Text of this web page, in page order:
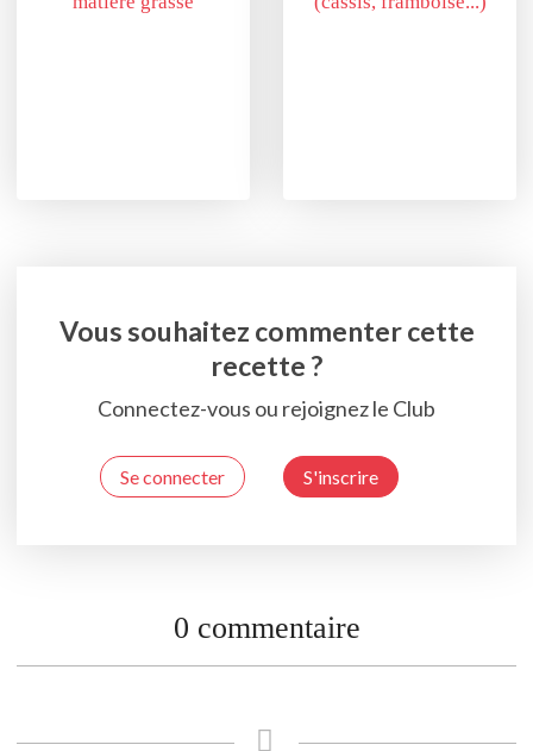
Vous souhaitez commenter cette
recette ?
Connectez-vous ou rejoignez le Club
Se connecter S'inscrire
0 commentaire